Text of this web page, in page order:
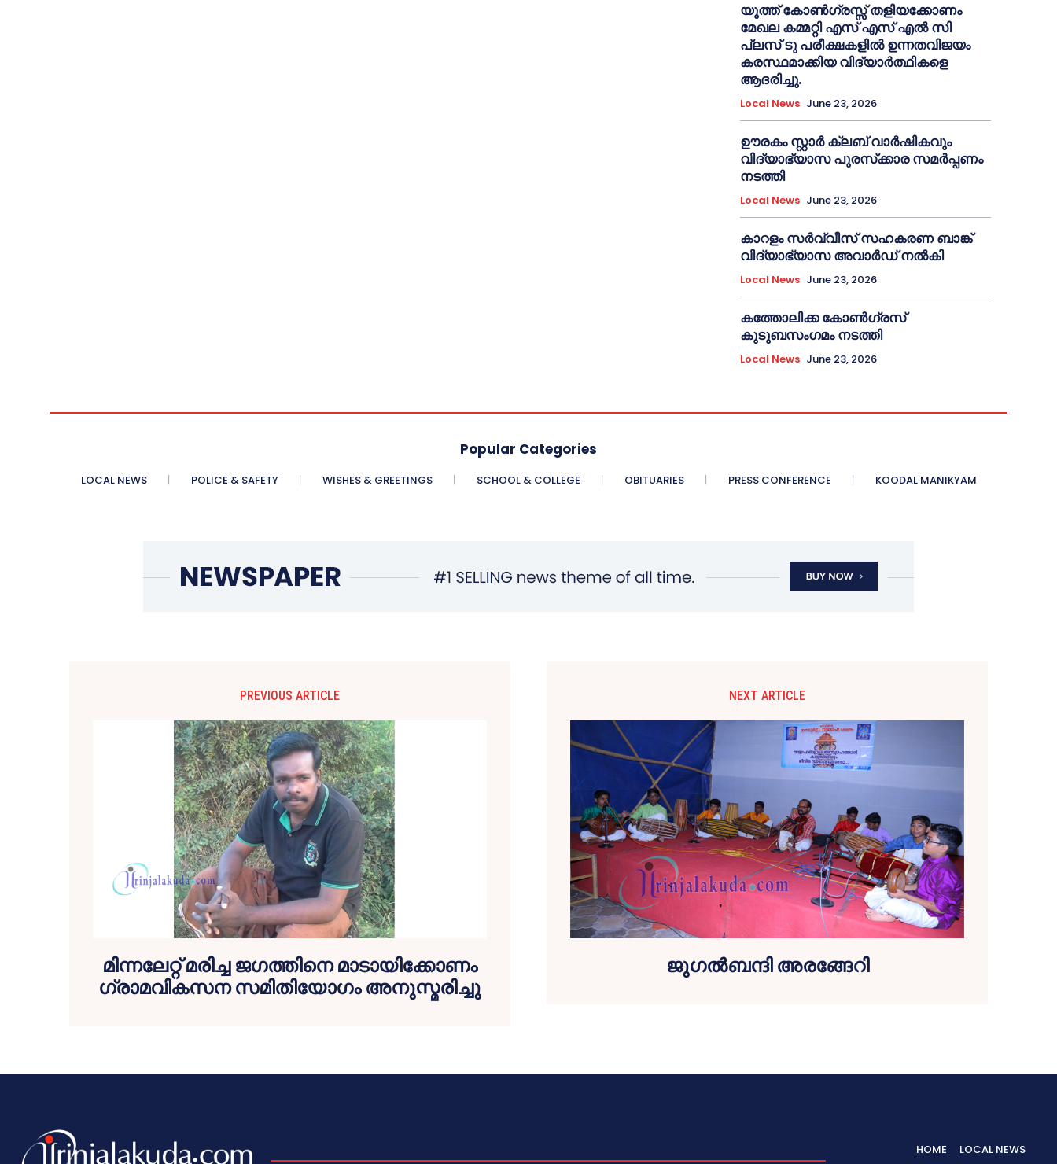
യൂത്ത് കോൺഗ്രസ്സ് തളിയക്കോണം
മേഖല കമ്മറ്റി എസ് എസ് എൽ സി
പ്ലസ് ടു പരീക്ഷകളിൽ ഉന്നതവിജയം
കരസ്ഥമാക്കിയ വിദ്യാർത്ഥികളെ
ആദരിച്ചു.
Local News June 23, 2026
ഊരകം സ്റ്റാർ ക്ലബ് വാർഷികവും
വിദ്യാഭ്യാസ പുരസ്‌ക്കാര സമർപ്പണം
നടത്തി
Local News June 23, 2026
കാറളം സർവ്വീസ് സഹകരണ ബാങ്ക്
വിദ്യാഭ്യാസ അവാർഡ് നൽകി
Local News June 23, 2026
കത്തോലിക്ക കോൺഗ്രസ്
കുടുബസംഗമം നടത്തി
Local News June 23, 2026
Popular Categories
LOCAL NEWS POLICE & SAFETY WISHES & GREETINGS SCHOOL & COLLEGE OBITUARIES PRESS CONFERENCE KOODAL MANIKYAM
PREVIOUS ARTICLE
മിന്നലേറ്റ് മരിച്ച ജഗത്തിനെ മാടായിക്കോണം
ഗ്രാമവികസന സമിതിയോഗം അനുസ്മരിച്ചു
NEXT ARTICLE
ജുഗല്‍ബന്ദി അരങ്ങേറി
HOME
LOCAL NEWS